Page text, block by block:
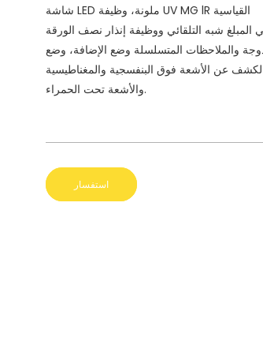
شاشة LED ملونة، وظيفة UV MG lR القياسية
والملاحظات المتسلسلة وضع الإضافة، وضع
الكشف عن الأشعة فوق البنفسجية والمغناطيسية
والأشعة تحت الحمراء.
استفسار